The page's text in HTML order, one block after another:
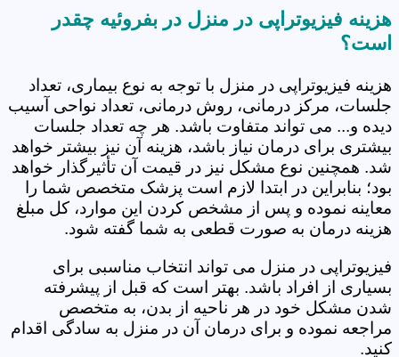
هزینه فیزیوتراپی در منزل در بفروئیه چقدر
است؟
هزینه فیزیوتراپی در منزل با توجه به نوع بیماری، تعداد
جلسات، مرکز درمانی، روش درمانی، تعداد نواحی آسیب
دیده و... می تواند متفاوت باشد. هر چه تعداد جلسات
بیشتری برای درمان نیاز باشد، هزینه آن نیز بیشتر خواهد
شد. همچنین نوع مشکل نیز در قیمت آن تأثیرگذار خواهد
بود؛ بنابراین در ابتدا لازم است پزشک متخصص شما را
معاینه نموده و پس از مشخص کردن این موارد، کل مبلغ
هزینه درمان به صورت قطعی به شما گفته شود.
فیزیوتراپی در منزل می تواند انتخاب مناسبی برای
بسیاری از افراد باشد. بهتر است که قبل از پیشرفته
شدن مشکل خود در هر ناحیه از بدن، به متخصص
مراجعه نموده و برای درمان آن در منزل به سادگی اقدام
کنید.